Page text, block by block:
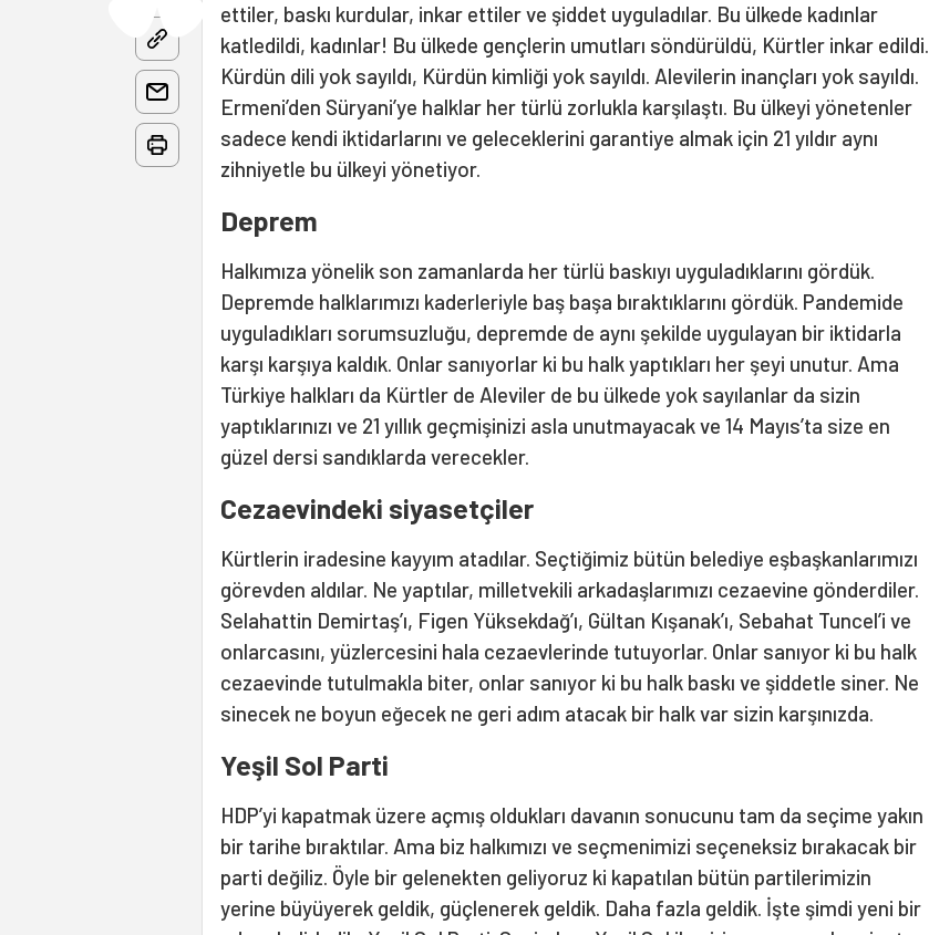
ettiler, baskı kurdular, inkar ettiler ve şiddet uyguladılar. Bu ülkede kadınlar
katledildi, kadınlar! Bu ülkede gençlerin umutları söndürüldü, Kürtler inkar edildi.
Kürdün dili yok sayıldı, Kürdün kimliği yok sayıldı. Alevilerin inançları yok sayıldı.
Ermeni’den Süryani’ye halklar her türlü zorlukla karşılaştı. Bu ülkeyi yönetenler
sadece kendi iktidarlarını ve geleceklerini garantiye almak için 21 yıldır aynı
zihniyetle bu ülkeyi yönetiyor.
Deprem
Halkımıza yönelik son zamanlarda her türlü baskıyı uyguladıklarını gördük.
Depremde halklarımızı kaderleriyle baş başa bıraktıklarını gördük. Pandemide
uyguladıkları sorumsuzluğu, depremde de aynı şekilde uygulayan bir iktidarla
karşı karşıya kaldık. Onlar sanıyorlar ki bu halk yaptıkları her şeyi unutur. Ama
Türkiye halkları da Kürtler de Aleviler de bu ülkede yok sayılanlar da sizin
yaptıklarınızı ve 21 yıllık geçmişinizi asla unutmayacak ve 14 Mayıs’ta size en
güzel dersi sandıklarda verecekler.
Cezaevindeki siyasetçiler
Kürtlerin iradesine kayyım atadılar. Seçtiğimiz bütün belediye eşbaşkanlarımızı
görevden aldılar. Ne yaptılar, milletvekili arkadaşlarımızı cezaevine gönderdiler.
Selahattin Demirtaş’ı, Figen Yüksekdağ’ı, Gültan Kışanak’ı, Sebahat Tuncel’i ve
onlarcasını, yüzlercesini hala cezaevlerinde tutuyorlar. Onlar sanıyor ki bu halk
cezaevinde tutulmakla biter, onlar sanıyor ki bu halk baskı ve şiddetle siner. Ne
sinecek ne boyun eğecek ne geri adım atacak bir halk var sizin karşınızda.
Yeşil Sol Parti
HDP’yi kapatmak üzere açmış oldukları davanın sonucunu tam da seçime yakın
bir tarihe bıraktılar. Ama biz halkımızı ve seçmenimizi seçeneksiz bırakacak bir
parti değiliz. Öyle bir gelenekten geliyoruz ki kapatılan bütün partilerimizin
yerine büyüyerek geldik, güçlenerek geldik. Daha fazla geldik. İşte şimdi yeni bir